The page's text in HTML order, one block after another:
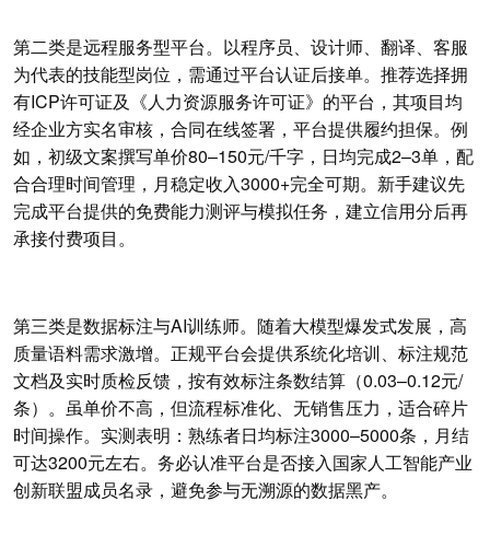
第二类是远程服务型平台。以程序员、设计师、翻译、客服
为代表的技能型岗位，需通过平台认证后接单。推荐选择拥
有ICP许可证及《人力资源服务许可证》的平台，其项目均
经企业方实名审核，合同在线签署，平台提供履约担保。例
如，初级文案撰写单价80–150元/千字，日均完成2–3单，配
合合理时间管理，月稳定收入3000+完全可期。新手建议先
完成平台提供的免费能力测评与模拟任务，建立信用分后再
承接付费项目。
第三类是数据标注与AI训练师。随着大模型爆发式发展，高
质量语料需求激增。正规平台会提供系统化培训、标注规范
文档及实时质检反馈，按有效标注条数结算（0.03–0.12元/
条）。虽单价不高，但流程标准化、无销售压力，适合碎片
时间操作。实测表明：熟练者日均标注3000–5000条，月结
可达3200元左右。务必认准平台是否接入国家人工智能产业
创新联盟成员名录，避免参与无溯源的数据黑产。